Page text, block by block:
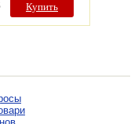
Купить